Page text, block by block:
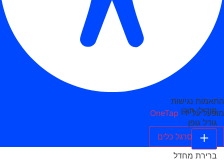
התאמות נגישות
מופעל על ידי OneTap
הסתר סרגל כלים
מודולי תוכן
גודל גופן
ברירת מחדל